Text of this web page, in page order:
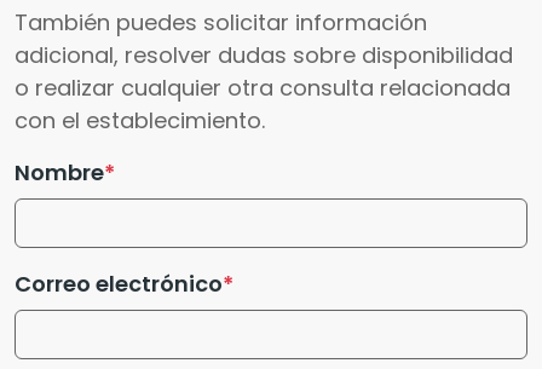
También puedes solicitar información
adicional, resolver dudas sobre disponibilidad
o realizar cualquier otra consulta relacionada
con el establecimiento.
Nombre
Correo electrónico